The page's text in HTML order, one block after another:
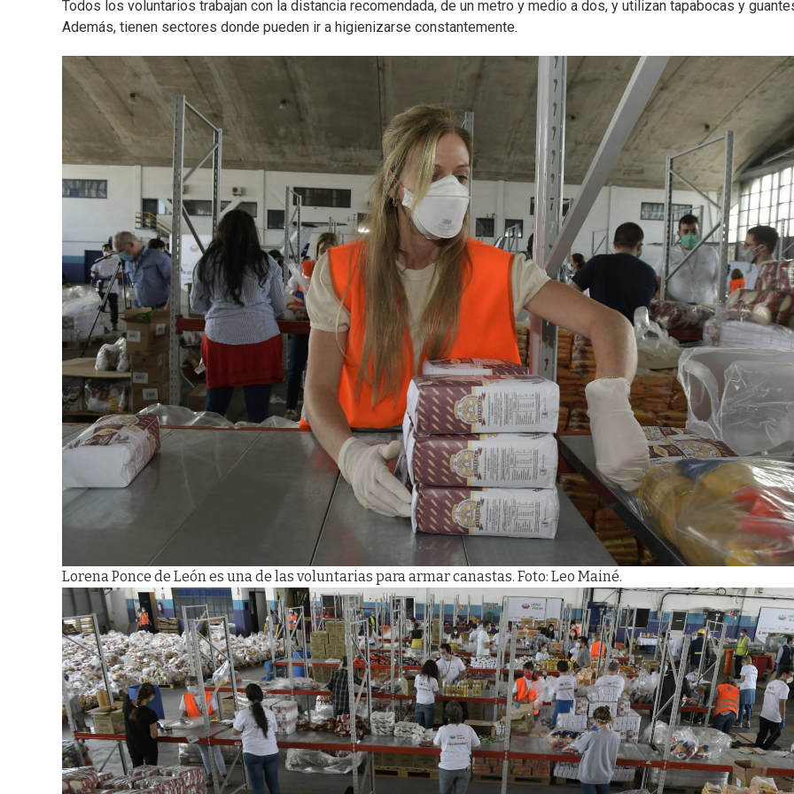
Todos los voluntarios trabajan con la distancia recomendada, de un metro y medio a dos, y utilizan tapabocas y
Además, tienen sectores donde pueden ir a higienizarse constantemente.
Lorena Ponce de León es una de las voluntarias para armar canastas. Foto: Leo Mainé.